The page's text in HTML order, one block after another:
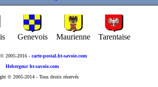
Genevois Maurienne Tarentaise
2005-2016- carte-postal.ht-savoie.com
Hebergeur ht-savoie.com
© 2005-2014 - Tous droits réservés